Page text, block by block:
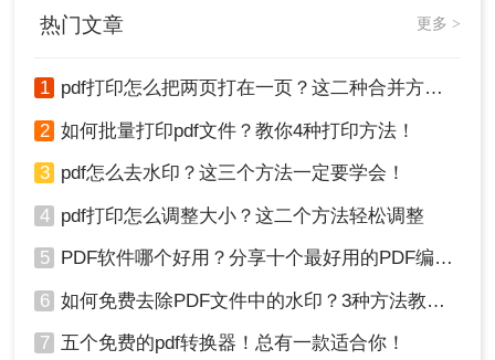
热门文章 更多 >
1 pdf打印怎么把两页打在一页？这二种合并方法了解一下！
2 如何批量打印pdf文件？教你4种打印方法！
3 pdf怎么去水印？这三个方法一定要学会！
4 pdf打印怎么调整大小？这二个方法轻松调整
5 PDF软件哪个好用？分享十个最好用的PDF编辑器！
6 如何免费去除PDF文件中的水印？3种方法教你快速去水印！
7 五个免费的pdf转换器！总有一款适合你！